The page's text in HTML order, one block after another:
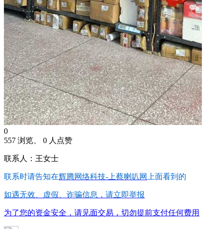
0
557 浏览、 0 人点赞
联系人：王女士
联系时请告知在辉腾网络科技-上蔡喇叭网 上面看到的
如遇无效、虚假、诈骗信息，请立即举报
为了您的资金安全，请见面交易，切勿提前支付任何费用